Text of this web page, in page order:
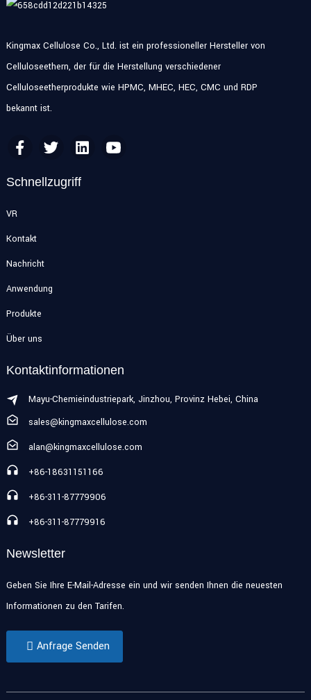
Kingmax Cellulose Co., Ltd. ist ein professioneller Hersteller von
Celluloseethern, der für die Herstellung verschiedener
Celluloseetherprodukte wie HPMC, MHEC, HEC, CMC und RDP
bekannt ist.
Schnellzugriff
VR
Kontakt
Nachricht
Anwendung
Produkte
Über uns
Kontaktinformationen
Mayu-Chemieindustriepark, Jinzhou, Provinz Hebei, China
sales@kingmaxcellulose.com
alan@kingmaxcellulose.com
+86-18631151166
+86-311-87779906
+86-311-87779916
Newsletter
Geben Sie Ihre E-Mail-Adresse ein und wir senden Ihnen die neuesten
Informationen zu den Tarifen.
Anfrage Senden